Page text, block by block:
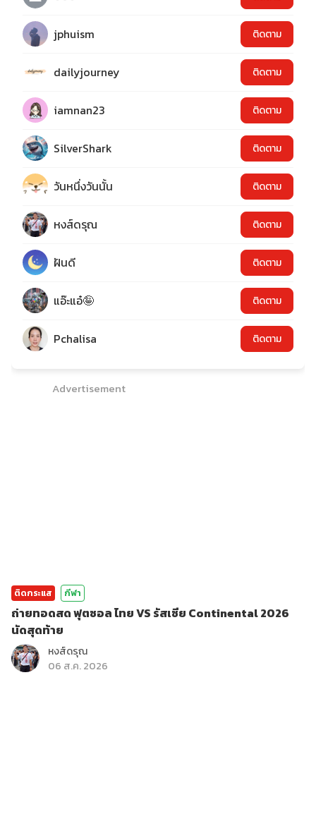
jphuism ติดตาม
dailyjourney ติดตาม
iamnan23 ติดตาม
SilverShark ติดตาม
วันหนึ่งวันนั้น ติดตาม
หงส์ดรุณ ติดตาม
ฝันดี ติดตาม
แอ๊ะแอ๋🤪 ติดตาม
Pchalisa ติดตาม
Advertisement
ติดกระแส กีฬา
ถ่ายทอดสด ฟุตซอล ไทย VS รัสเซีย Continental 2026
นัดสุดท้าย
หงส์ดรุณ
06 ส.ค. 2026